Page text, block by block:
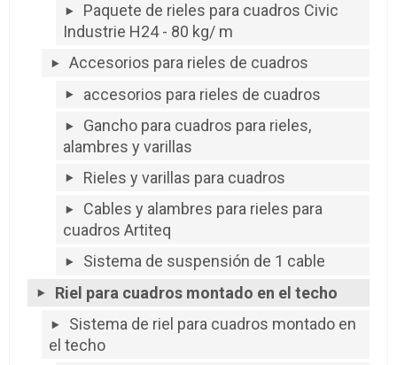
Paquete de rieles para cuadros Civic
Industrie H24 - 80 kg/ m
Accesorios para rieles de cuadros
accesorios para rieles de cuadros
Gancho para cuadros para rieles,
alambres y varillas
Rieles y varillas para cuadros
Cables y alambres para rieles para
cuadros Artiteq
Sistema de suspensión de 1 cable
Riel para cuadros montado en el techo
Sistema de riel para cuadros montado en
el techo